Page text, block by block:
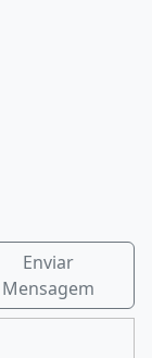
Enviar
Mensagem